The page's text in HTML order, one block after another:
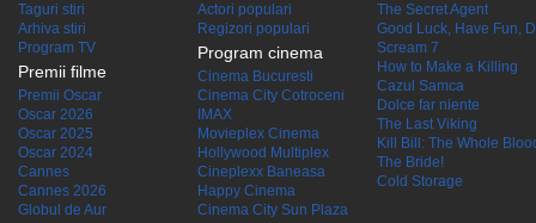
Taguri stiri
Arhiva stiri
Program TV
Premii filme
Premii Oscar
Oscar 2026
Oscar 2025
Oscar 2024
Cannes
Cannes 2026
Globul de Aur
Actori populari
Regizori populari
Program cinema
Cinema Bucuresti
Cinema City Cotroceni
IMAX
Movieplex Cinema
Hollywood Multiplex
Cineplexx Baneasa
Happy Cinema
Cinema City Sun Plaza
The Secret Agent
Good Luck, Have Fun,
Scream 7
How to Make a Killing
Cazul Samca
Dolce far niente
The Last Viking
Kill Bill: The Whole
The Bride!
Cold Storage